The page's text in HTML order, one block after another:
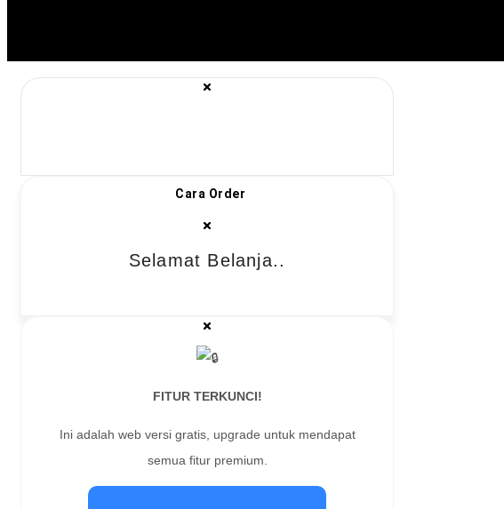
Cara Order
Selamat Belanja..
FITUR TERKUNCI!
Ini adalah web versi gratis, upgrade untuk mendapat
semua fitur premium.